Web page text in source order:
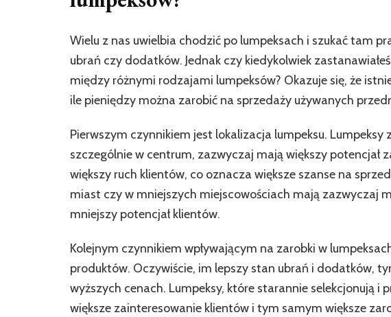
Wielu z nas uwielbia chodzić po lumpeksach i szukać tam
ubrań czy dodatków. Jednak czy kiedykolwiek
między różnymi rodzajami lumpeksów? Okazuje się, że
ile pieniędzy można zarobić na sprzedaży używanych
Pierwszym czynnikiem jest lokalizacja lumpeksu.
szczególnie w centrum, zazwyczaj mają większy potencjał
większy ruch klientów, co oznacza większe szanse na
miast czy w mniejszych miejscowościach mają zazwyczaj
mniejszy potencjał klientów.
Kolejnym czynnikiem wpływającym na zarobki w
produktów. Oczywiście, im lepszy stan ubrań i dodatków,
wyższych cenach. Lumpeksy, które starannie selekcjonują i
większe zainteresowanie klientów i tym samym większe